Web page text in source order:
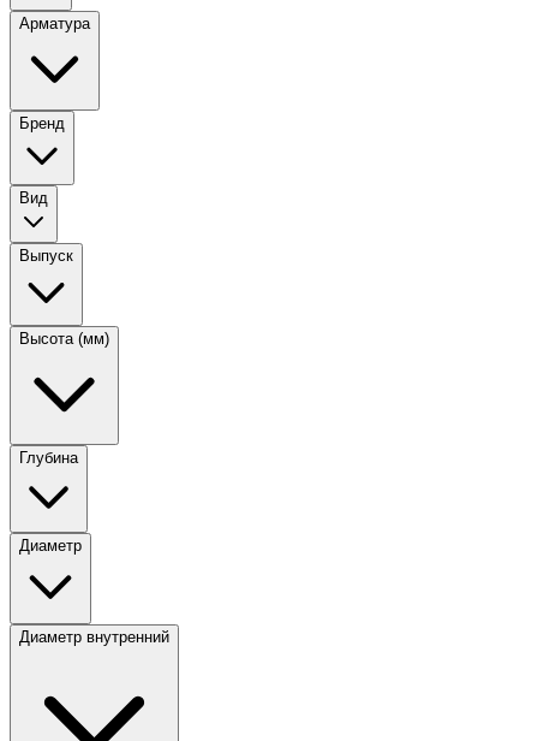
Арматура
Бренд
Вид
Выпуск
Высота (мм)
Глубина
Диаметр
Диаметр внутренний